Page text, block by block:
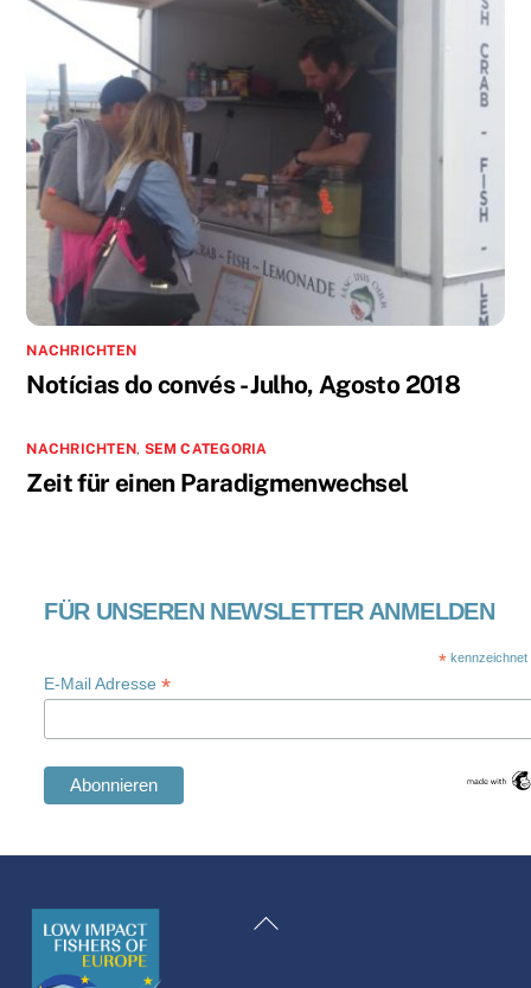
NACHRICHTEN
Notícias do convés - Julho, Agosto 2018
NACHRICHTEN, SEM CATEGORIA
Zeit für einen Paradigmenwechsel
FÜR UNSEREN NEWSLETTER ANMELDEN
* kennzeichnet
E-Mail Adresse*
Zurück
Swedish